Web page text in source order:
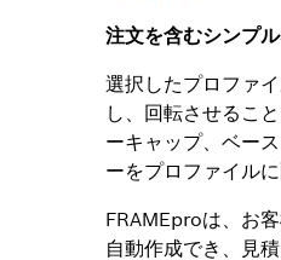
注文を含むシンプ
選択したプロファ
し、回転させるこ
ーキャップ、ベー
ーをプロファイルに
FRAMEproは、お
自動作成でき、見